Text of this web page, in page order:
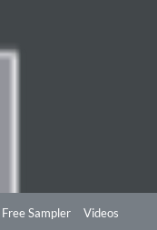
Free Sampler Videos